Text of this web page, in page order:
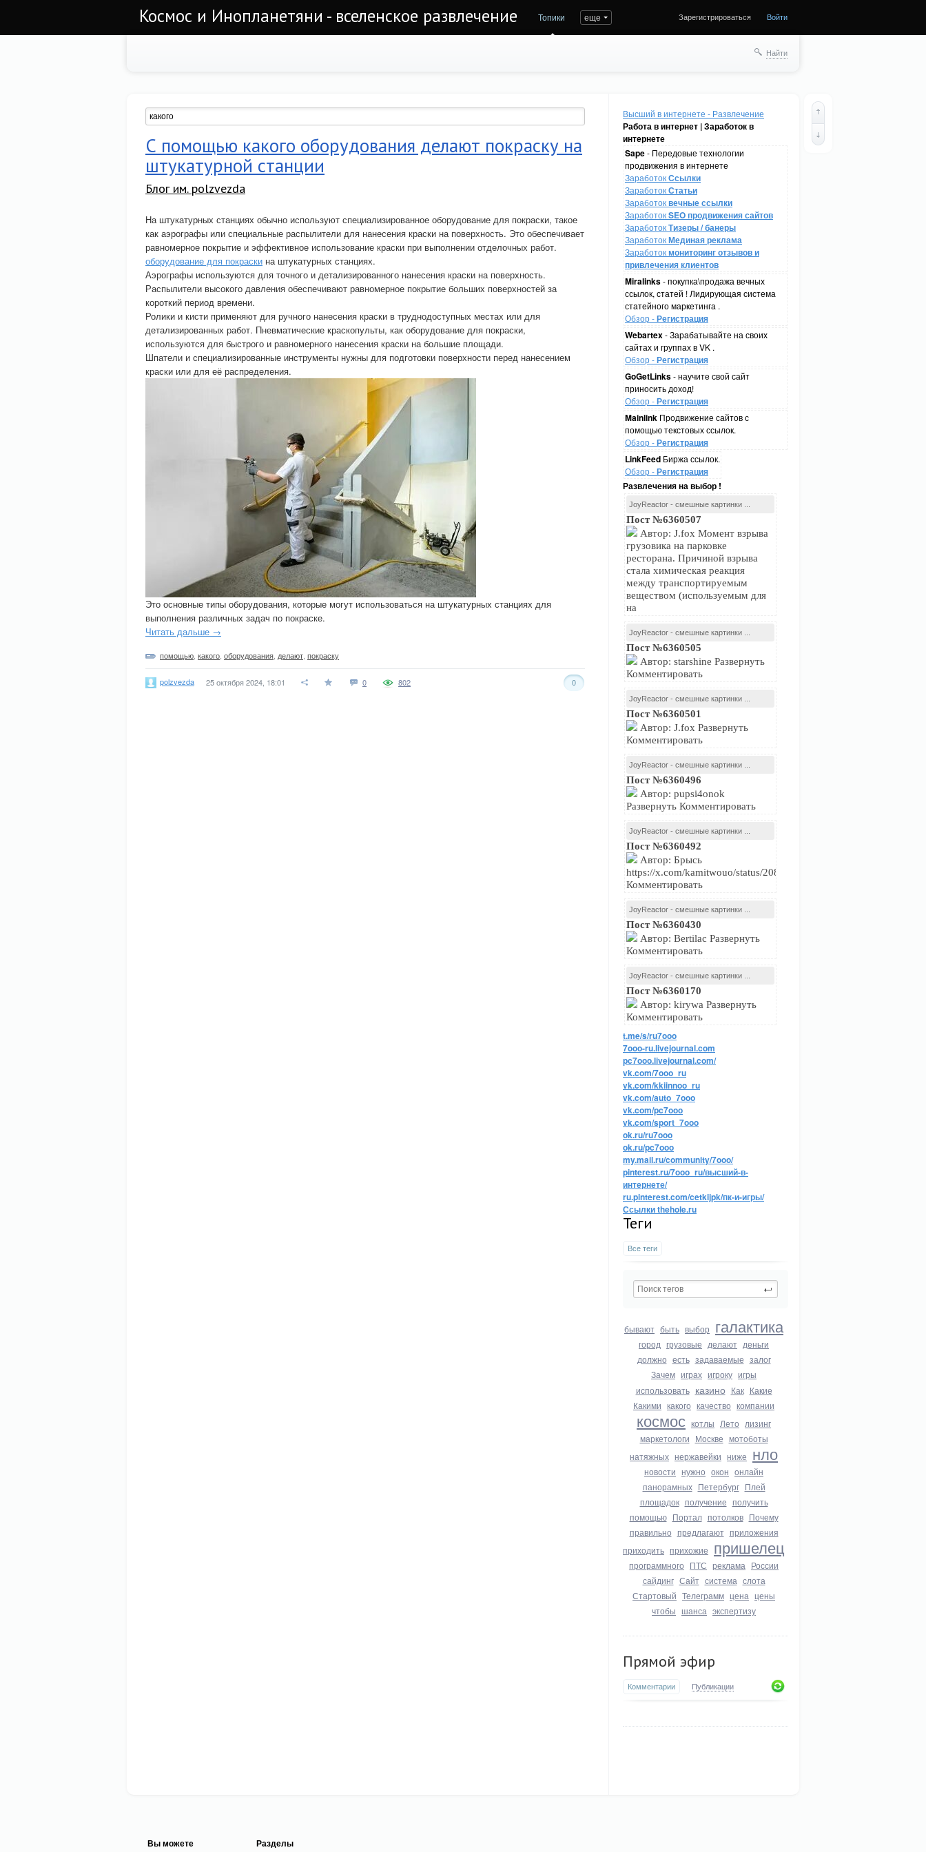
Космос и Инопланетяни - вселенское развлечение Топики еще Зарегистрироваться Войти
Найти
Высший в интернете - Развлечение
Работа в интернет | Заработок в
интернете
Sape- Передовые технологии
продвижения в интернете
ЗаработокСсылки
ЗаработокСтатьи
Заработоквечные ссылки
ЗаработокSEO продвижения сайтов
ЗаработокТизеры / банеры
ЗаработокМединая реклама
Заработокмониторинг отзывов и
привлечения клиентов
Miralinks- покупка\продажа вечных
ссылок, статей ! Лидирующая система
статейного маркетинга .
Обзор -Регистрация
Webartex- Зарабатывайте на своих
сайтах и группах в VK .
Обзор -Регистрация
GoGetLinks- научите свой сайт
приносить доход!
Обзор -Регистрация
Mainlink Продвижение сайтов с
помощью текстовых ссылок.
Обзор -Регистрация
LinkFeed Биржа ссылок.
Обзор -Регистрация
Развлечения на выбор !
JoyReactor - смешные картинки ...
Пост №6360507
Автор: J.fox Момент взрыва
грузовика на парковке
ресторана. Причиной взрыва
стала химическая реакция
между транспортируемым
веществом (используемым для
на
JoyReactor - смешные картинки ...
Пост №6360505
Автор: starshine Развернуть
Комментировать
JoyReactor - смешные картинки ...
Пост №6360501
Автор: J.fox Развернуть
Комментировать
JoyReactor - смешные картинки ...
Пост №6360496
Автор: pupsi4onok
Развернуть Комментировать
JoyReactor - смешные картинки ...
Пост №6360492
Автор: Брысь
https://x.com/kamitwouo/status/2081239716574474479Развернуть
Комментировать
JoyReactor - смешные картинки ...
Пост №6360430
Автор: Bertilac Развернуть
Комментировать
JoyReactor - смешные картинки ...
Пост №6360170
Автор: kirywa Развернуть
Комментировать
t.me/s/ru7ooo
7ooo-ru.livejournal.com
pc7ooo.livejournal.com/
vk.com/7ooo_ru
vk.com/kkiinnoo_ru
vk.com/auto_7ooo
vk.com/pc7ooo
vk.com/sport_7ooo
ok.ru/ru7ooo
ok.ru/pc7ooo
my.mail.ru/community/7ooo/
pinterest.ru/7ooo_ru/высший-в-
интернете/
ru.pinterest.com/cetkijpk/пк-и-игры/
Ссылки thehole.ru
Теги
Все теги
бывают быть выбор галактика
город грузовые делают деньги
должно есть задаваемые залог
Зачем играх игроку игры
использовать казино Как Какие
Какими какого качество компании
космос котлы Лето лизинг
маркетологи Москве мотоботы
натяжных нержавейки ниже нло
новости нужно окон онлайн
панорамных Петербург Плей
площадок получение получить
помощью Портал потолков Почему
правильно предлагают приложения
приходить прихожие пришелец
программного ПТС реклама России
сайдинг Сайт система слота
Стартовый Телеграмм цена цены
чтобы шанса экспертизу
Прямой эфир
Комментарии Публикации
С помощью какого оборудования делают покраску на
штукатурной станции
Блог им. polzvezda
На штукатурных станциях обычно используют специализированное оборудование для покраски, такое
как аэрографы или специальные распылители для нанесения краски на поверхность. Это обеспечивает
равномерное покрытие и эффективное использование краски при выполнении отделочных работ.
оборудование для покраски на штукатурных станциях.
Аэрографы используются для точного и детализированного нанесения краски на поверхность.
Распылители высокого давления обеспечивают равномерное покрытие больших поверхностей за
короткий период времени.
Ролики и кисти применяют для ручного нанесения краски в труднодоступных местах или для
детализированных работ. Пневматические краскопульты, как оборудование для покраски,
используются для быстрого и равномерного нанесения краски на большие площади.
Шпатели и специализированные инструменты нужны для подготовки поверхности перед нанесением
краски или для её распределения.
Это основные типы оборудования, которые могут использоваться на штукатурных станциях для
выполнения различных задач по покраске.
Читать дальше →
помощью какого оборудования делают покраску
polzvezda 25 октября 2024, 18:01 0 0
802
Вы можете Разделы